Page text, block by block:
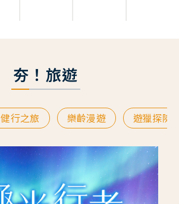
夯！旅遊
健行之旅 樂齡漫遊 遊獵探險